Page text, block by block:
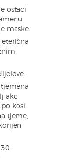
ostaci
maske.
tjemena
ako
kosi.
tjeme,
30